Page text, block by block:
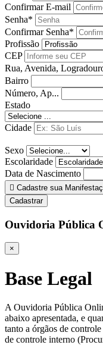
Confirmar E-mail
Senha*
Confirmar Senha*
Profissão
CEP
Rua, Avenida,
Bairro
Número, Ap...
Estado
Cidade
Sexo
Escolaridade
Data de Nascimento
Cadastre sua
Cadastrar
Ouvidoria Pública
×
Base Legal
A Ouvidoria Pública
abaixo apresentada, e
tanto a órgãos de
de controle interno